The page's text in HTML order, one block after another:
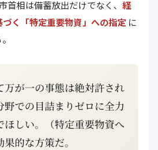
首相は備蓄放出だけでなく、 経
く「特定重要物資」への指定 に
万が一の事態は絶対許され
野での目詰まりゼロに全力
ほしい。（特定重要物資へ
的な方策だ。